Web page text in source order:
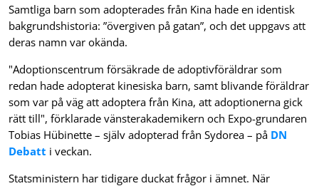
Samtliga barn som adopterades från Kina hade en identisk
bakgrundshistoria: ”övergiven på gatan”, och det uppgavs att
deras namn var okända.
"Adoptionscentrum försäkrade de adoptivföräldrar som
redan hade adopterat kinesiska barn, samt blivande föräldrar
som var på väg att adoptera från Kina, att adoptionerna gick
rätt till", förklarade vänsterakademikern och Expo-grundaren
Tobias Hübinette – själv adopterad från Sydorea – på DN
Debatt i veckan.
Statsministern har tidigare duckat frågor i ämnet. När